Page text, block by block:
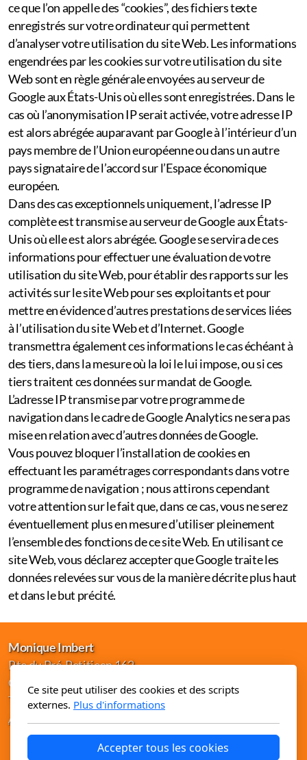
ce que l’on appelle des “cookies”, des fichiers texte
enregistrés sur votre ordinateur qui permettent
d’analyser votre utilisation du site Web. Les informations
engendrées par les cookies sur votre utilisation du site
Web sont en règle générale envoyées au serveur de
Google aux États-Unis où elles sont enregistrées. Dans le
cas où l’anonymisation IP serait activée, votre adresse IP
est alors abrégée auparavant par Google à l’intérieur d’un
pays membre de l’Union européenne ou dans un autre
pays signataire de l’accord sur l’Espace économique
européen.
Dans des cas exceptionnels uniquement, l’adresse IP
complète est transmise au serveur de Google aux États-
Unis où elle est alors abrégée. Google se servira de ces
informations pour effectuer une évaluation de votre
utilisation du site Web, pour établir des rapports sur les
activités sur le site Web pour ses exploitants et pour
mettre en évidence d’autres prestations de services liées
à l’utilisation du site Web et d’Internet. Google
transmettra également ces informations le cas échéant à
des tiers, dans la mesure où la loi le lui impose, ou si ces
tiers traitent ces données sur mandat de Google.
L’adresse IP transmise par votre programme de
navigation dans le cadre de Google Analytics ne sera pas
mise en relation avec d’autres données de Google.
Vous pouvez bloquer l’installation de cookies en
effectuant les paramétrages correspondants dans votre
programme de navigation ; nous attirons cependant
votre attention sur le fait que, dans ce cas, vous ne serez
éventuellement plus en mesure d’utiliser pleinement
l’ensemble des fonctions de ce site Web. En utilisant ce
site Web, vous déclarez accepter que Google traite les
données relevées sur vous de la manière décrite plus haut
et dans le but précité.
Monique Imbert
Rte du Pré-Petitjean 162
CH-2362 Montfaucon
T. +41 32 857 27 75
Accueil
Ce site peut utiliser des cookies et des scripts
externes. Plus d'informations
Accepter tous les cookies